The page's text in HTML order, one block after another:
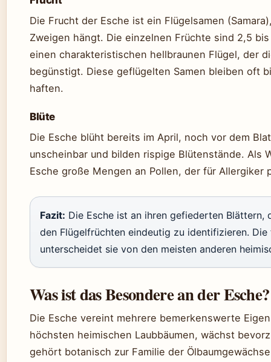
Die Frucht der Esche ist ein Flügelsamen
Zweigen hängt. Die einzelnen Früchte sind 2,5
einen charakteristischen hellbraunen Flügel, der
begünstigt. Diese geflügelten Samen bleiben oft
haften.
Blüte
Die Esche blüht bereits im April, noch vor dem
unscheinbar und bilden rispige Blütenstände. Als
Esche große Mengen an Pollen, der für Allergiker
Fazit: Die Esche ist an ihren gefiederten Blättern,
den Flügelfrüchten eindeutig zu identifizieren.
unterscheidet sie von den meisten anderen
Was ist das Besondere an der Esche?
Die Esche vereint mehrere bemerkenswerte
höchsten heimischen Laubbäumen, wächst
gehört botanisch zur Familie der